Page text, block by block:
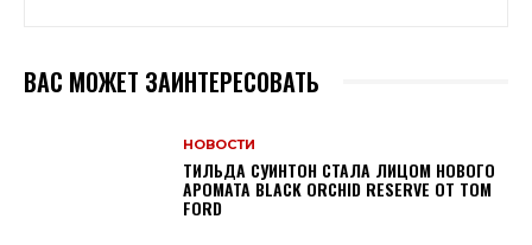
ВАС МОЖЕТ ЗАИНТЕРЕСОВАТЬ
НОВОСТИ
ТИЛЬДА СУИНТОН СТАЛА ЛИЦОМ НОВОГО
АРОМАТА BLACK ORCHID RESERVE ОТ TOM
FORD